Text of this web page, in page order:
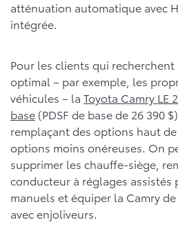
atténuation automatique avec
intégrée.
Pour les clients qui
optimal – par exemple, les
véhicules – la Toyota Camry LE
base (PDSF de base de 26 390
remplaçant des options haut
options moins onéreuses. On
supprimer les chauffe-siège,
conducteur à réglages assistés
manuels et équiper la Camry
avec enjoliveurs.